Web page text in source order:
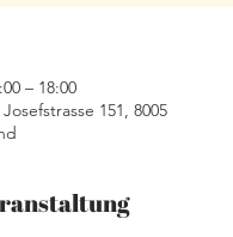
– 18:00
151, 8005